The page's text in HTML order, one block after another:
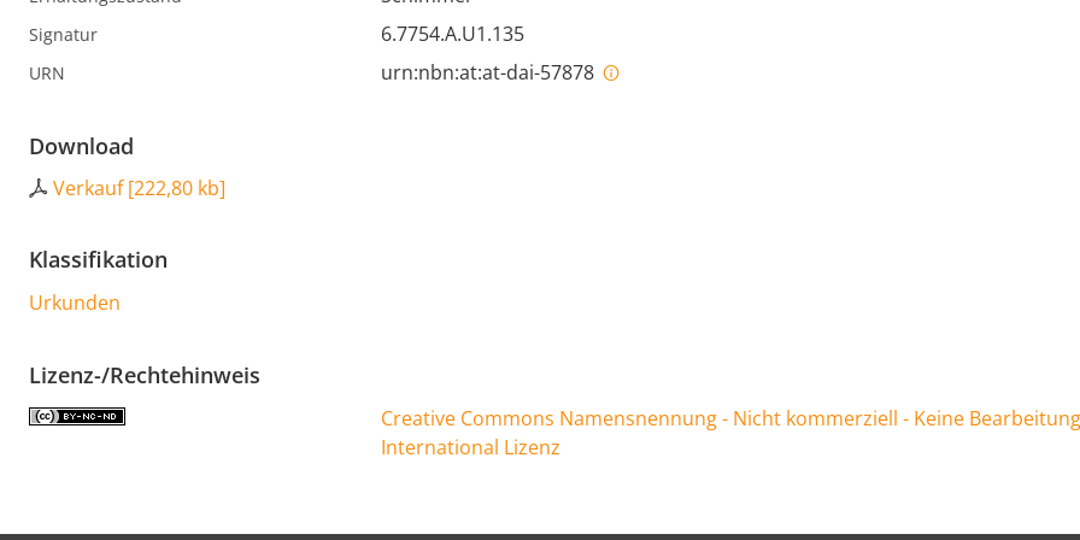
Signatur 6.7754.A.U1.135
URN urn:nbn:at:at-dai-57878
Download
Verkauf[222,80 kb]
Klassifikation
Urkunden
Lizenz-/Rechtehinweis
Creative Commons Namensnennung - Nicht kommerziell - Keine
International Lizenz